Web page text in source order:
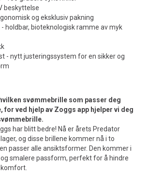
beskyttelse
og eksklusiv pakning
- holdbar, bioteknologisk ramme av myk
- nytt justeringssystem for en sikker og
svømmebrille som passer deg
for ved hjelp av Zoggs app hjelper vi deg
har blitt bedre! Nå er årets Predator
og disse brillene kommer nå i to
passer alle ansiktsformer. Den kommer i
smalere passform, perfekt for å hindre